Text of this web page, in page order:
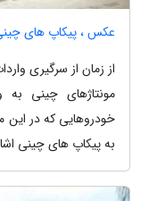
عکس ، پیکاپ های
از زمان از سرگیری
مونتاژهای چینی
خودروهایی که در این
به پیکاپ های چینی